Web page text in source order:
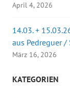
April 4, 2026
14.03. +
aus Pedreguer /
März 16, 2026
KATEGORIEN